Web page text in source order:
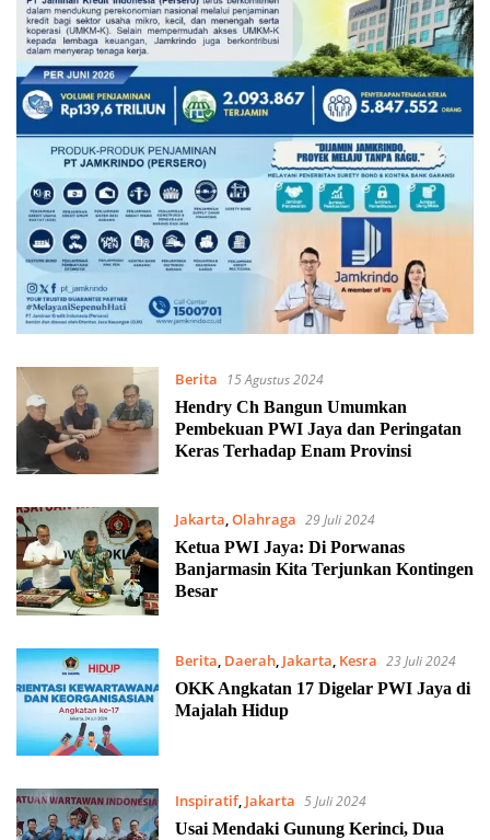
Berita
15 Agustus 2024
Hendry Ch Bangun Umumkan
Pembekuan PWI Jaya dan Peringatan
Keras Terhadap Enam Provinsi
Jakarta,Olahraga 29 Juli 2024
Ketua PWI Jaya: Di Porwanas
Banjarmasin Kita Terjunkan Kontingen
Besar
Berita, Daerah, Jakarta, Kesra 23 Juli 2024
OKK Angkatan 17 Digelar PWI Jaya di
Majalah Hidup
Inspiratif, Jakarta 5 Juli 2024
Usai Mendaki Gunung Kerinci, Dua